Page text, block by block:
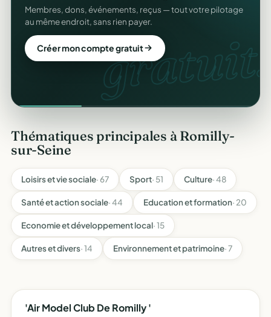
gratuit.
Membres, dons, événements, reçus — tout votre pilotage
au même endroit, sans rien payer.
Créer mon compte gratuit
Thématiques principales à Romilly-
sur-Seine
Loisirs et vie sociale· 67 Sport· 51 Culture· 48
Santé et action sociale· 44 Education et formation· 20
Economie et développement local· 15
Autres et divers· 14 Environnement et patrimoine· 7
'Air Model Club De Romilly '